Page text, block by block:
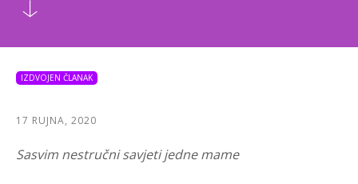
IZDVOJEN ČLANAK
17 RUJNA, 2020
Sasvim nestručni savjeti jedne mame